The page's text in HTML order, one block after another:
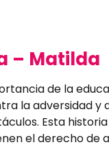
– Matilda
de la
la adversidad
Esta
el derecho de